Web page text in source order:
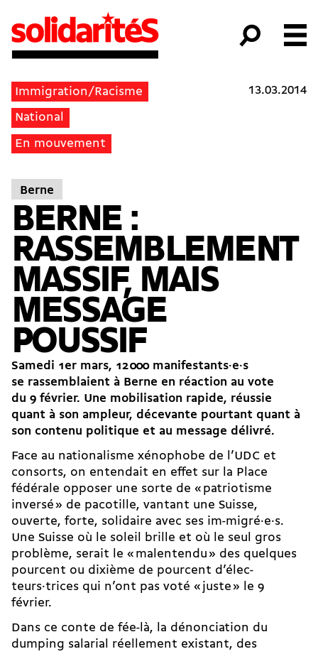
Immigration/Racisme
National
En mouvement
13.03.2014
Berne
BERNE :
RASSEMBLEMENT
MASSIF, MAIS
MESSAGE
POUSSIF
Samedi 1er mars, 12 000 manifestants·e·s
se rassemblaient à Berne en réaction au vote
du 9 février. Une mobilisation rapide, réussie
quant à son ampleur, décevante pourtant quant à
son contenu politique et au message délivré.
Face au nationalisme xénophobe de l’UDC et
consorts, on entendait en effet sur la Place
fédérale opposer une sorte de « patriotisme
inversé » de pacotille, vantant une Suisse,
ouverte, forte, solidaire avec ses im-migré·e·s.
Une Suisse où le soleil brille et où le seul gros
problème, serait le « malentendu » des quelques
pourcent ou dixième de pourcent d’élec-
teurs·trices qui n’ont pas voté « juste » le 9
février.
Dans ce conte de fée-là, la dénonciation du
dumping salarial réellement existant, des